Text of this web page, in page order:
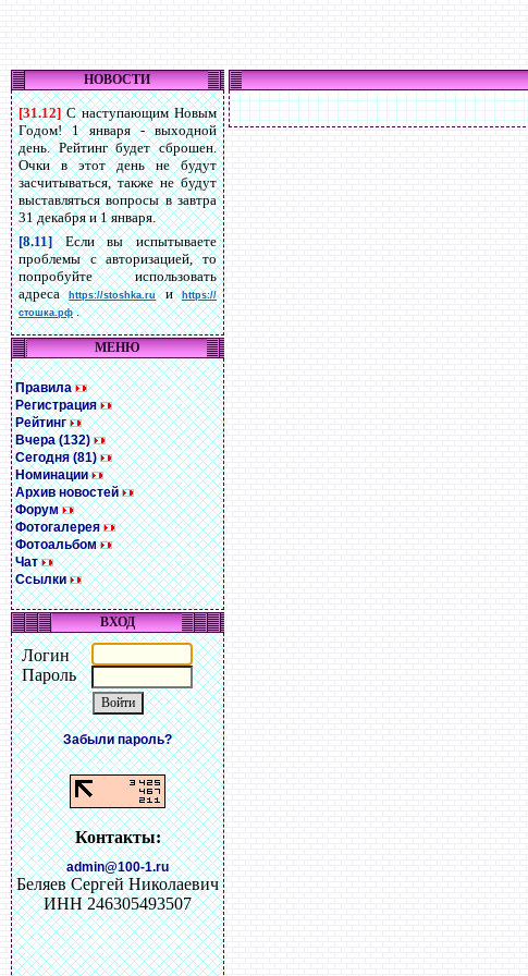
НОВОСТИ
[31.12]С наступающим Новым
Годом! 1 января - выходной
день. Рейтинг будет сброшен.
Очки в этот день не будут
засчитываться, также не будут
выставляться вопросы в завтра
31 декабря и 1 января.
[8.11]Если вы испытываете
проблемы с авторизацией, то
попробуйте использовать
адресаhttps://stoshka.ruиhttps://
стошка.рф.
МЕНЮ
Правила
Регистрация
Рейтинг
Вчера (132)
Сегодня (81)
Номинации
Архив новостей
Форум
Фотогалерея
Фотоальбом
Чат
Ссылки
ВХОД
Логин
Пароль
Забыли пароль?
Контакты:
admin@100-1.ru
Беляев Сергей Николаевич
ИНН 246305493507